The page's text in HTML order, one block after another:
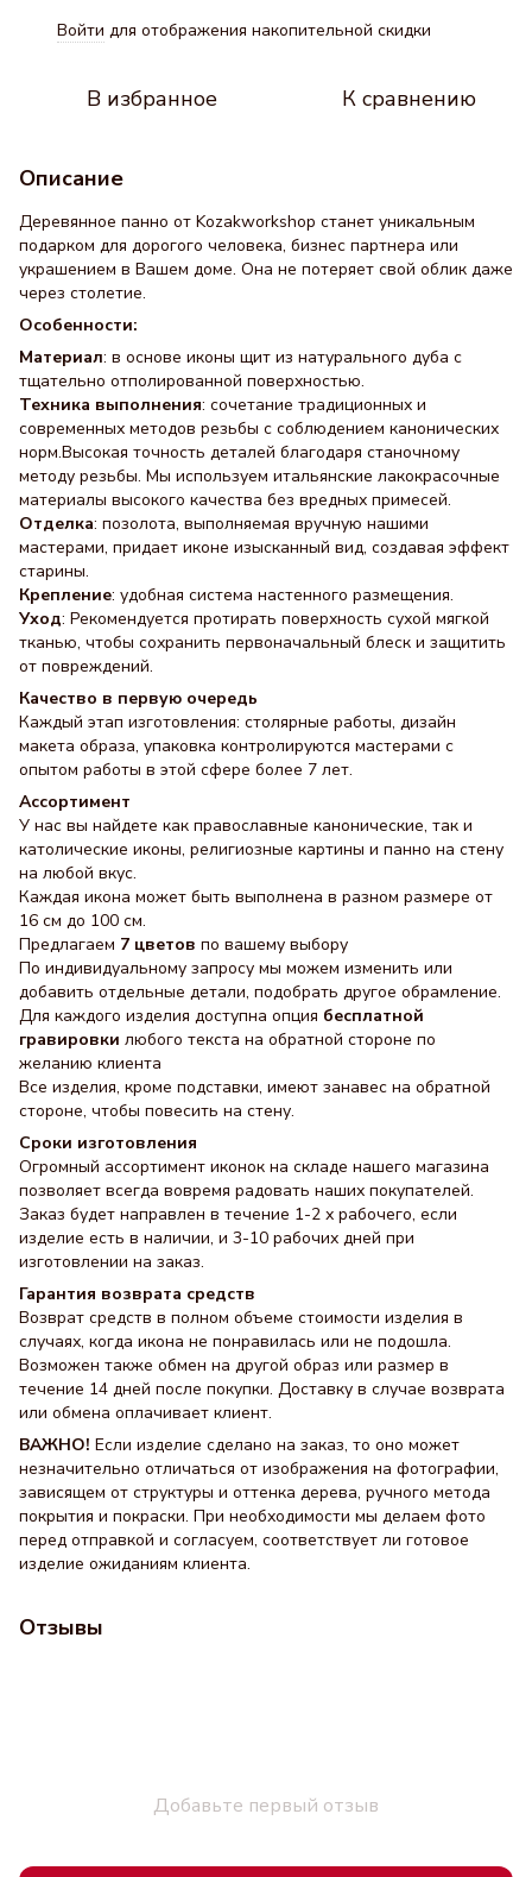
Войти для отображения накопительной скидки
В избранное К сравнению
Описание
Деревянное панно от Kozakworkshop станет уникальным
подарком для дорогого человека, бизнес партнера или
украшением в Вашем доме. Она не потеряет свой облик даже
через столетие.
Особенности:
Материал: в основе иконы щит из натурального дуба с
тщательно отполированной поверхностью.
Техника выполнения: сочетание традиционных и
современных методов резьбы с соблюдением канонических
норм.Высокая точность деталей благодаря станочному
методу резьбы. Мы используем итальянские лакокрасочные
материалы высокого качества без вредных примесей.
Отделка: позолота, выполняемая вручную нашими
мастерами, придает иконе изысканный вид, создавая эффект
старины.
Крепление: удобная система настенного размещения.
Уход: Рекомендуется протирать поверхность сухой мягкой
тканью, чтобы сохранить первоначальный блеск и защитить
от повреждений.
Качество в первую очередь
Каждый этап изготовления: столярные работы, дизайн
макета образа, упаковка контролируются мастерами с
опытом работы в этой сфере более 7 лет.
Ассортимент
У нас вы найдете как православные канонические, так и
католические иконы, религиозные картины и панно на стену
на любой вкус.
Каждая икона может быть выполнена в разном размере от
16 см до 100 см.
Предлагаем 7 цветов по вашему выбору
По индивидуальному запросу мы можем изменить или
добавить отдельные детали, подобрать другое обрамление.
Для каждого изделия доступна опция бесплатной
гравировки любого текста на обратной стороне по
желанию клиента
Все изделия, кроме подставки, имеют занавес на обратной
стороне, чтобы повесить на стену.
Сроки изготовления
Огромный ассортимент иконок на складе нашего магазина
позволяет всегда вовремя радовать наших покупателей.
Заказ будет направлен в течение 1-2 х рабочего, если
изделие есть в наличии, и 3-10 рабочих дней при
изготовлении на заказ.
Гарантия возврата средств
Возврат средств в полном объеме стоимости изделия в
случаях, когда икона не понравилась или не подошла.
Возможен также обмен на другой образ или размер в
течение 14 дней после покупки. Доставку в случае возврата
или обмена оплачивает клиент.
ВАЖНО! Если изделие сделано на заказ, то оно может
незначительно отличаться от изображения на фотографии,
зависящем от структуры и оттенка дерева, ручного метода
покрытия и покраски. При необходимости мы делаем фото
перед отправкой и согласуем, соответствует ли готовое
изделие ожиданиям клиента.
Отзывы
Добавьте первый отзыв